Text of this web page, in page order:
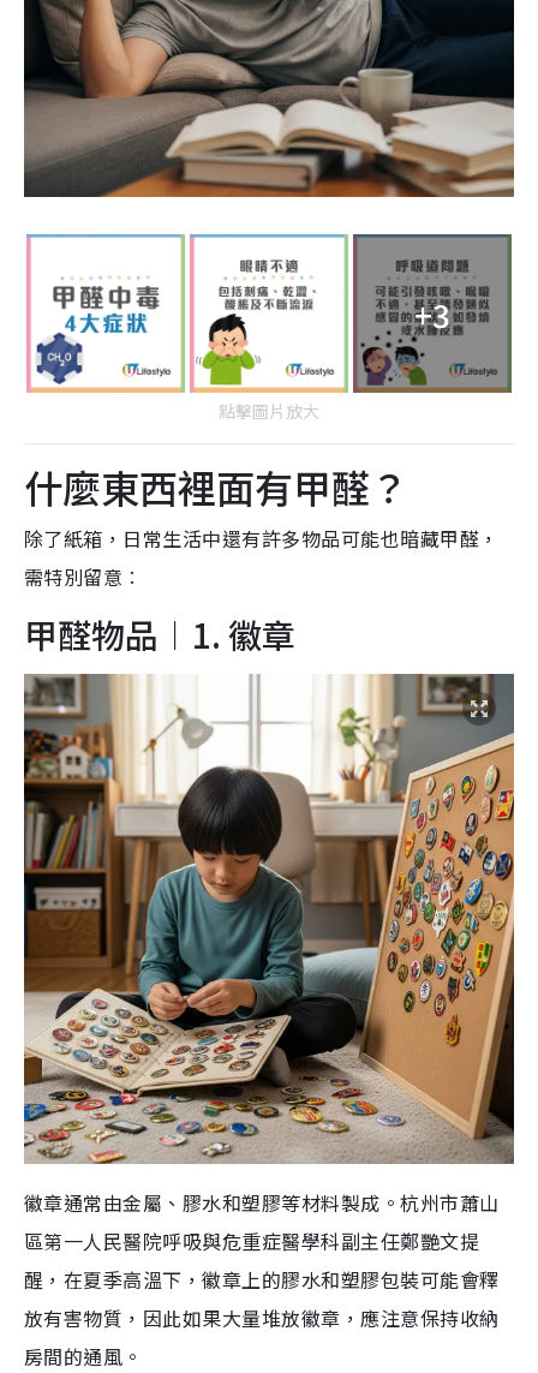
+3
點擊圖片放大
什麼東西裡面有甲醛？
除了紙箱，日常生活中還有許多物品可能也暗藏甲醛，
需特別留意︰
甲醛物品︱1. 徽章
徽章通常由金屬、膠水和塑膠等材料製成。杭州市蕭山
區第一人民醫院呼吸與危重症醫學科副主任鄭艷文提
醒，在夏季高溫下，徽章上的膠水和塑膠包裝可能會釋
放有害物質，因此如果大量堆放徽章，應注意保持收納
房間的通風。